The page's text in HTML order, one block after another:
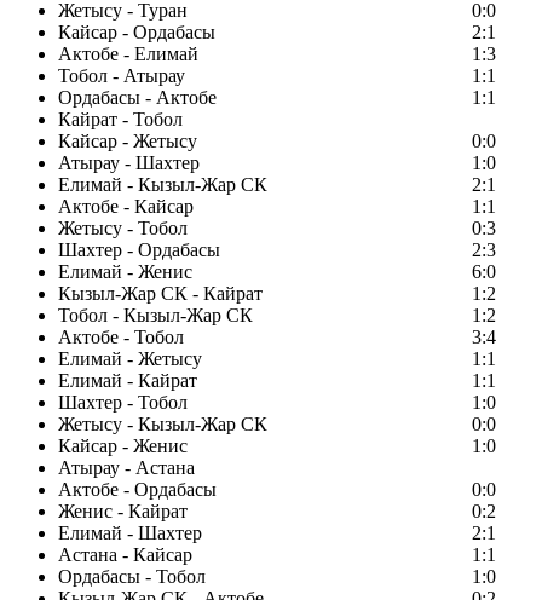
Жетысу - Туран
0:0
Кайсар - Ордабасы
2:1
Актобе - Елимай
1:3
Тобол - Атырау
1:1
Ордабасы - Актобе
1:1
Кайрат - Тобол
Кайсар - Жетысу
0:0
Атырау - Шахтер
1:0
Елимай - Кызыл-Жар СК
2:1
Актобе - Кайсар
1:1
Жетысу - Тобол
0:3
Шахтер - Ордабасы
2:3
Елимай - Женис
6:0
Кызыл-Жар СК - Кайрат
1:2
Тобол - Кызыл-Жар СК
1:2
Актобе - Тобол
3:4
Елимай - Жетысу
1:1
Елимай - Кайрат
1:1
Шахтер - Тобол
1:0
Жетысу - Кызыл-Жар СК
0:0
Кайсар - Женис
1:0
Атырау - Астана
Актобе - Ордабасы
0:0
Женис - Кайрат
0:2
Елимай - Шахтер
2:1
Астана - Кайсар
1:1
Ордабасы - Тобол
1:0